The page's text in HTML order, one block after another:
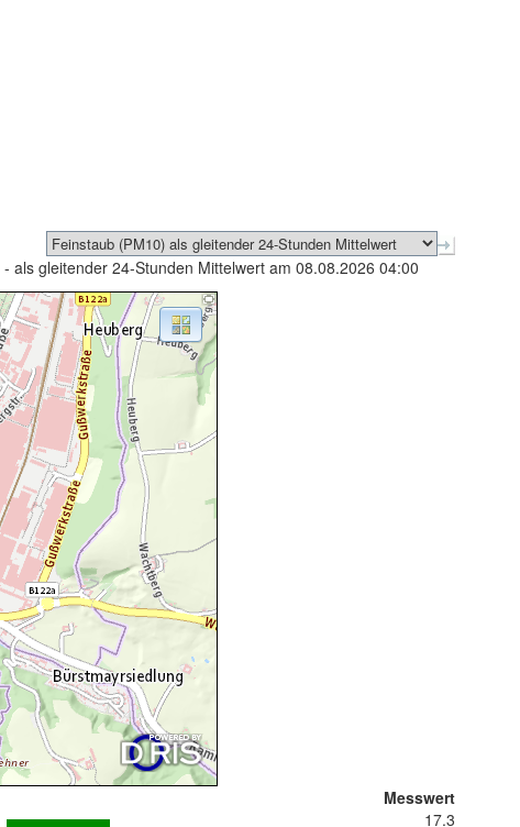
- als gleitender 24-Stunden Mittelwert am 08.08.2026 04:00
Messwert
17.3